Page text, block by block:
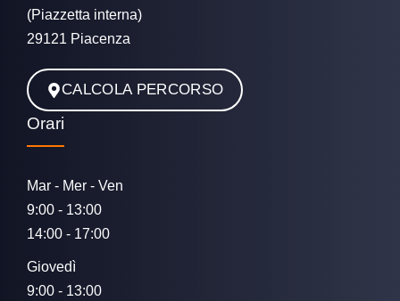
(Piazzetta interna)
29121 Piacenza
CALCOLA PERCORSO
Orari
Mar - Mer - Ven
9:00 - 13:00
14:00 - 17:00
Giovedì
9:00 - 13:00